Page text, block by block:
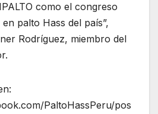
como el congreso
palto Hass del país”,
Rodríguez, miembro del
PaltoHassPeru/pos